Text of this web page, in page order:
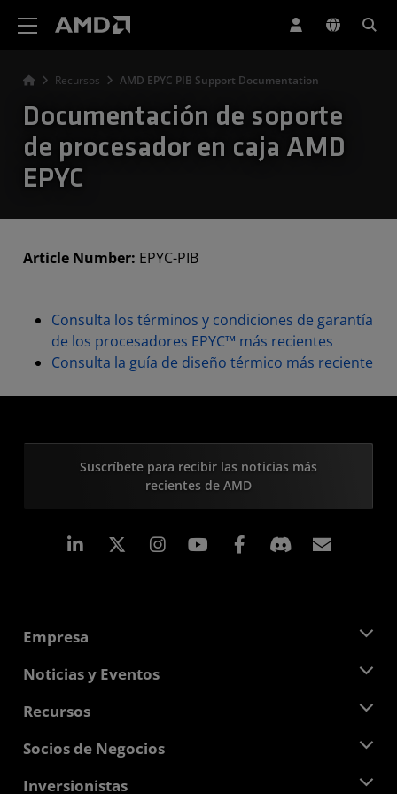
Recursos AMD EPYC PIB Support Documentation
Documentación de soporte
de procesador en caja AMD
EPYC
Article Number: EPYC-PIB
Consulta los términos y condiciones de garantía
de los procesadores EPYC™ más recientes
Consulta la guía de diseño térmico más reciente​
Suscríbete para recibir las noticias más
recientes de AMD
LinkedIn Instagram Facebook
Empresa
Acerca de AMD
Responsabilidad corporativa
Carreras profesionales
Contáctanos
Noticias y Eventos
Sala de prensa
Biblioteca multimedia
Recursos
Centro para desarrolladores
Casos de Estudio
Socios de Negocios
Centro para socios de AMD
Inversionistas